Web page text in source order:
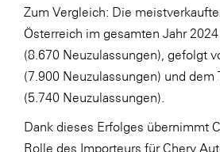
Zum Vergleich: Die
Österreich im gesamten Jahr
(8.670 Neuzulassungen), gefolgt
(7.900 Neuzulassungen) und dem
(5.740 Neuzulassungen).
Dank dieses Erfolges übernimmt
Rolle des Importeurs für Chery